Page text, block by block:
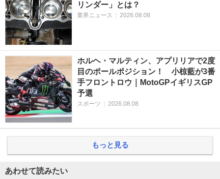
リンダー」とは？
業界ニュース 2026.08.08
ホルヘ・マルティン、アプリリアで2度
目のポールポジション！ 小椋藍が3番
手フロントロウ｜MotoGPイギリスGP
予選
スポーツ 2026.08.08
もっと見る
あわせて読みたい